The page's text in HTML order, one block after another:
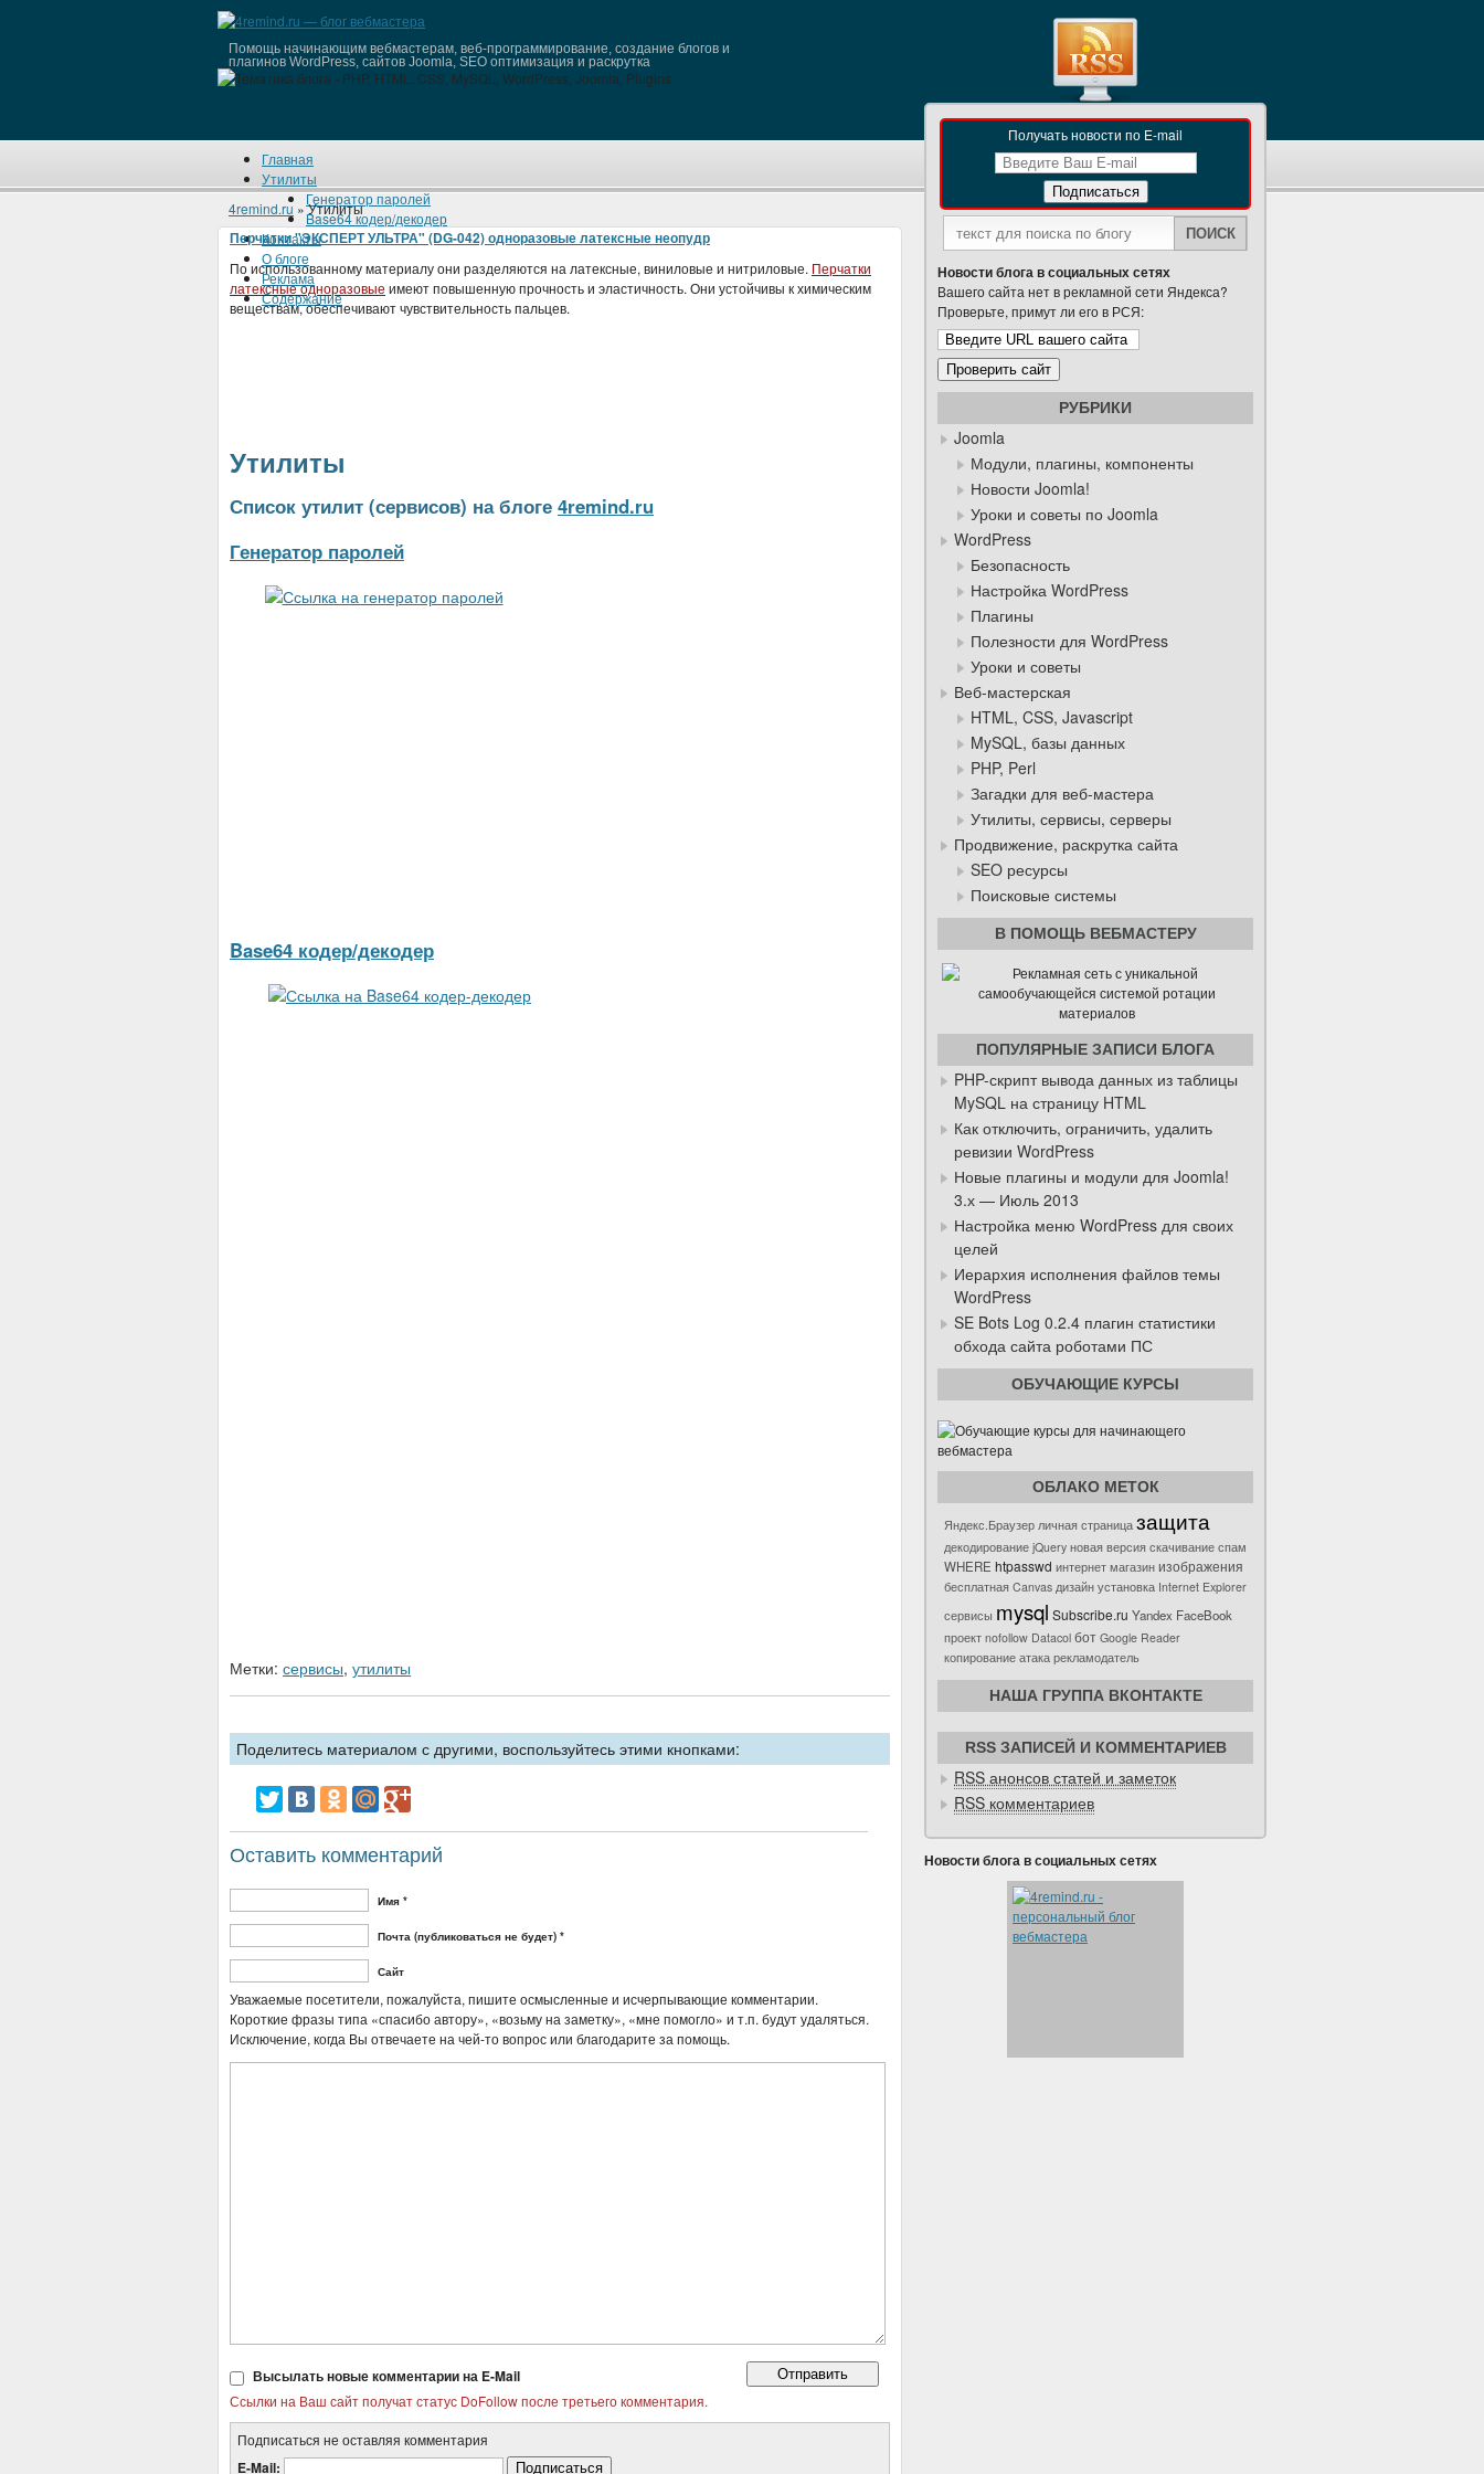
Помощь начинающим вебмастерам, веб-программирование, создание блогов и
плагинов WordPress, сайтов Joomla, SEO оптимизация и раскрутка
Главная
Утилиты
Генератор паролей
Base64 кодер/декодер
Контакты
О блоге
Реклама
Содержание
4remind.ru » Утилиты
Перчатки "ЭКСПЕРТ УЛЬТРА" (DG-042) одноразовые латексные неопудр
По использованному материалу они разделяются на латексные, виниловые и нитриловые. Перчатки
латексные одноразовые имеют повышенную прочность и эластичность. Они устойчивы к химическим
веществам, обеспечивают чувствительность пальцев.
Утилиты
Список утилит (сервисов) на блоге 4remind.ru
Генератор паролей
Base64 кодер/декодер
Метки: сервисы, утилиты
Поделитесь материалом с другими, воспользуйтесь этими кнопками:
Оставить комментарий
Имя *
Почта (публиковаться не будет) *
Сайт
Уважаемые посетители, пожалуйста, пишите осмысленные и исчерпывающие комментарии.
Короткие фразы типа «спасибо автору», «возьму на заметку», «мне помогло» и т.п. будут удаляться.
Исключение, когда Вы отвечаете на чей-то вопрос или благодарите за помощь.
Высылать новые комментарии на E-Mail
Ссылки на Ваш сайт получат статус DoFollow после третьего комментария.
Подписаться не оставляя комментария
E-Mail:
Получать новости по E-mail
Новости блога в социальных сетях
Вашего сайта нет в рекламной сети Яндекса?
Проверьте, примут ли его в РСЯ:
РУБРИКИ
Joomla
Модули, плагины, компоненты
Новости Joomla!
Уроки и советы по Joomla
WordPress
Безопасность
Настройка WordPress
Плагины
Полезности для WordPress
Уроки и советы
Веб-мастерская
HTML, CSS, Javascript
MySQL, базы данных
PHP, Perl
Загадки для веб-мастера
Утилиты, сервисы, серверы
Продвижение, раскрутка сайта
SEO ресурсы
Поисковые системы
В ПОМОЩЬ ВЕБМАСТЕРУ
ПОПУЛЯРНЫЕ ЗАПИСИ БЛОГА
PHP-скрипт вывода данных из таблицы
MySQL на страницу HTML
Как отключить, ограничить, удалить
ревизии WordPress
Новые плагины и модули для Joomla!
3.х — Июль 2013
Настройка меню WordPress для своих
целей
Иерархия исполнения файлов темы
WordPress
SE Bots Log 0.2.4 плагин статистики
обхода сайта роботами ПС
ОБУЧАЮЩИЕ КУРСЫ
ОБЛАКО МЕТОК
Яндекс.Браузер личная страница защита
декодирование jQuery новая версия скачивание спам
WHERE htpasswd интернет магазин изображения
бесплатная Canvas дизайн установка Internet Explorer
сервисы mysql Subscribe.ru Yandex FaceBook
проект nofollow Datacol бот Google Reader
копирование атака рекламодатель
НАША ГРУППА ВКОНТАКТЕ
RSS ЗАПИСЕЙ И КОММЕНТАРИЕВ
RSS анонсов статей и заметок
RSS комментариев
Новости блога в социальных сетях